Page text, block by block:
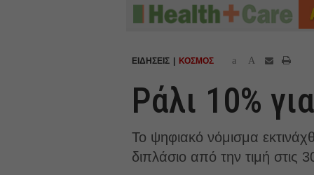
ΕΙΔΗΣΕΙΣ ΚΟΣΜΟΣ a A
Ράλι 10%
Το ψηφιακό νόμισμα
διπλάσιο από την τιμή στις